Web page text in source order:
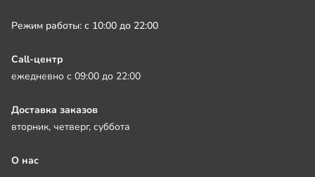
Режим работы: с 10:00 до 22:00
Call-центр
ежедневно с 09:00 до 22:00
Доставка заказов
вторник, четверг, суббота
О нас